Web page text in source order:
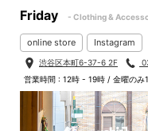
Friday - Clothing &
online store Instagram
渋谷区本町6-37-6 2F
営業時間 : 12時 - 19時 / 金曜のみ